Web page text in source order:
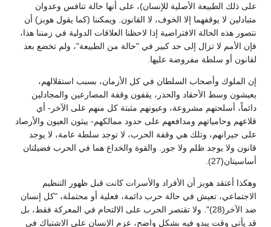
على ذلك الطبيعة الأصلية للإنسان)، على أنها حالة تنافس وعدوان
متبادلين لا يوقفهما إلا الخوف، لا القانون. ويمكننا (كما يقول هوبز) أن
نتصور هذه الحالة الافتراضية إذا لاحظنا العلاقات الدولية في زمننا هذا،
فإن الأمم لا تزال إلى حد كبير في "حالة من الطبيعة"، ولم تخضع بعد
لقانون أو سلطة مفروضة عليها.
إن الملوك وأصحاب السلطان في كل الأزمان، بسبب استقلالهم،
يعيشون وسط الأحقاد والحذر، يقفون وقفة المصارعين والمجادلين
دائماً، أسلحتهم مشروعة، وعيونهم مثبتة كل منهم على الآخر- أي
قلاعهم وحامياتهم ومدافعهم على حدود ممالكهم- يبثون العيون والأرصاد
على جيرانهم، وتلك هي وقفة الحرب، لا توجد سلطة عامة، لا يوجد
قانون ولا يوجد ظلم ولا جور. والقوة والخداع هما في الحرب فضيلتان
أساسيتان(27).
وهكذا أعتقد هوبز أن الأفراد والأسرات كانت قبل ظهور التنظيم
الاجتماعي، تعيش في حالة حرب دائمة، فعلية أو محتملة، "كل إنسان
ضد الآخر(28)". ولا تقتصر الحرب على الالتحام في المعركة فقط، بل
قد يأتي وقت يبدو فيه بشكل واضح، عزم الإنسان على الاشتباك في